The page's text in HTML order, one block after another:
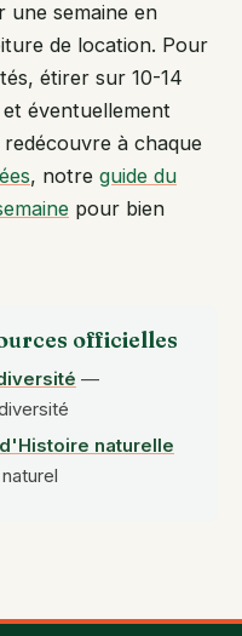
une semaine en
de location. Pour
étirer sur 10-14
éventuellement
à chaque
, notre guide du
pour bien
officielles
—
d'Histoire naturelle